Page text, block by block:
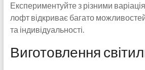
Експериментуйте з різними
лофт відкриває багато
та індивідуальності.
Виготовлення